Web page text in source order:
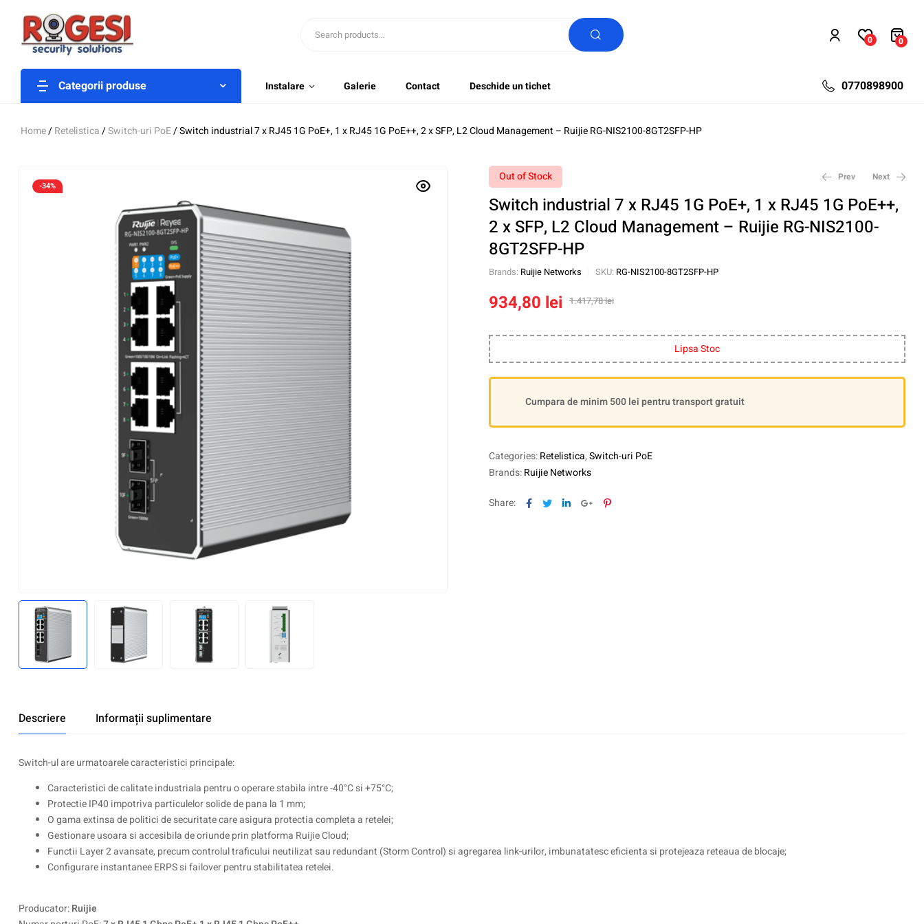
0 0
Categorii produse Instalare Galerie Contact Deschide un tichet 0770898900
Home/Retelistica/Switch-uri PoE/ Switch industrial 7 x RJ45 1G PoE+, 1 x RJ45 1G PoE++, 2 x SFP, L2 Cloud Management – Ruijie RG-NIS2100-8GT2SFP-HP
-34%
Out of Stock Prev
867,36lei
667,20lei
Next
979,16lei
645,60lei
Switch industrial 7 x RJ45 1G PoE+, 1 x RJ45 1G PoE++,
2 x SFP, L2 Cloud Management – Ruijie RG-NIS2100-
8GT2SFP-HP
Brands: Ruijie Networks SKU: RG-NIS2100-8GT2SFP-HP
1.417,78lei
934,80 lei
Lipsa Stoc
Cumpara de minim 500 lei pentru transport gratuit
Categories:Retelistica,Switch-uri PoE
Brands:Ruijie Networks
Share: Facebook
TwitterLinkedinGoogle+Pinterest
Descriere Informații suplimentare
Switch-ul are urmatoarele caracteristici principale:
Caracteristici de calitate industriala pentru o operare stabila intre -40°C si +75°C;
Protectie IP40 impotriva particulelor solide de pana la 1 mm;
O gama extinsa de politici de securitate care asigura protectia completa a retelei;
Gestionare usoara si accesibila de oriunde prin platforma Ruijie Cloud;
Functii Layer 2 avansate, precum controlul traficului neutilizat sau redundant (Storm Control) si agregarea link-urilor, imbunatatesc eficienta si protejeaza reteaua de blocaje;
Configurare instantanee ERPS si failover pentru stabilitatea retelei.
Producator:Ruijie